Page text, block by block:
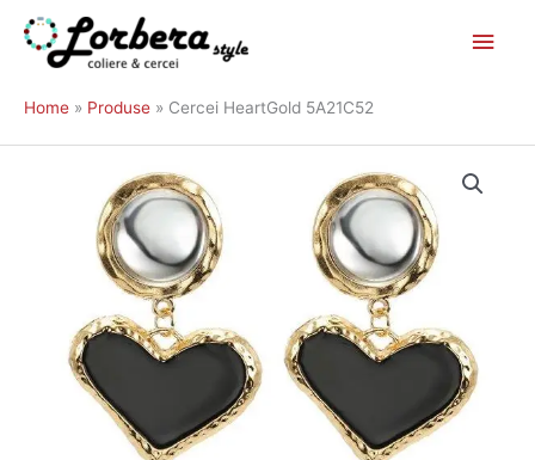
Skip
content
Home Produse Cercei HeartGold 5A21C52